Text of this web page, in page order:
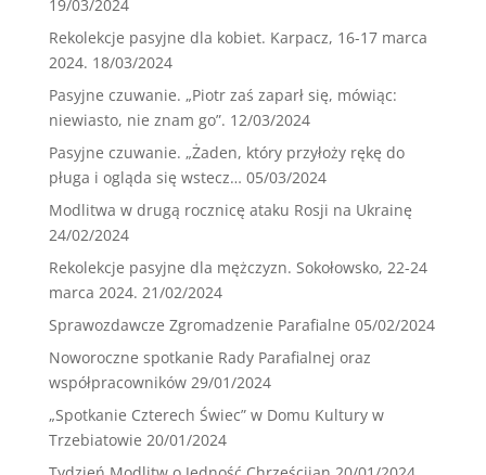
19/03/2024
Rekolekcje pasyjne dla kobiet. Karpacz, 16-17 marca
2024. 18/03/2024
Pasyjne czuwanie. „Piotr zaś zaparł się, mówiąc:
niewiasto, nie znam go”. 12/03/2024
Pasyjne czuwanie. „Żaden, który przyłoży rękę do
pługa i ogląda się wstecz… 05/03/2024
Modlitwa w drugą rocznicę ataku Rosji na Ukrainę
24/02/2024
Rekolekcje pasyjne dla mężczyzn. Sokołowsko, 22-24
marca 2024. 21/02/2024
Sprawozdawcze Zgromadzenie Parafialne 05/02/2024
Noworoczne spotkanie Rady Parafialnej oraz
współpracowników 29/01/2024
„Spotkanie Czterech Świec” w Domu Kultury w
Trzebiatowie 20/01/2024